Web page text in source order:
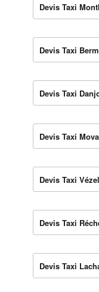
Devis Taxi
Devis Taxi
Devis Taxi
Devis Taxi
Devis Taxi
Devis Taxi
Devis Taxi